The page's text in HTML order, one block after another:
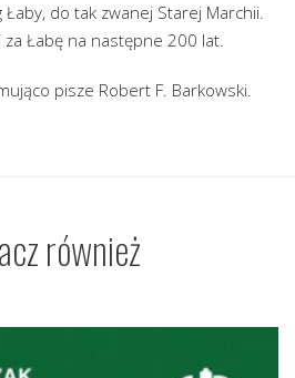
do tak zwanej Starej Marchii.
Łabę na następne 200 lat.
pisze Robert F. Barkowski.
również